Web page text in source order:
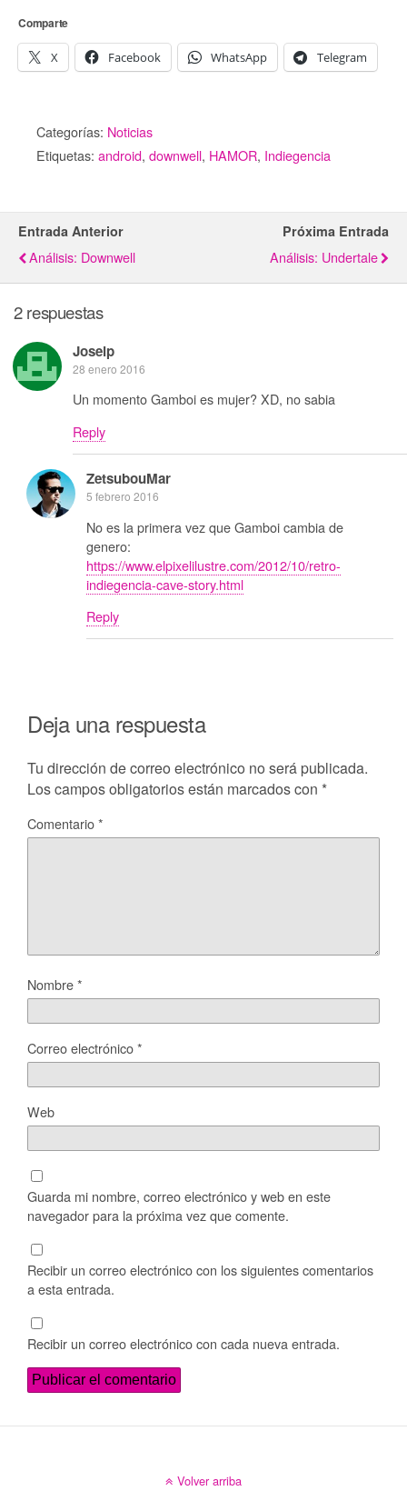
Comparte
X Facebook WhatsApp Telegram
Categorías: Noticias
Etiquetas: android, downwell, HAMOR, Indiegencia
Entrada Anterior
Análisis: Downwell
Próxima Entrada
Análisis: Undertale
2 respuestas
Joselp
28 enero 2016
Un momento Gamboi es mujer? XD, no sabia
Reply
ZetsubouMar
5 febrero 2016
No es la primera vez que Gamboi cambia de
genero:
https://www.elpixelilustre.com/2012/10/retro-
indiegencia-cave-story.html
Reply
Deja una respuesta
Tu dirección de correo electrónico no será publicada.
Los campos obligatorios están marcados con *
Comentario*
Nombre*
Correo electrónico*
Web
Guarda mi nombre, correo electrónico y web en este
navegador para la próxima vez que comente.
Recibir un correo electrónico con los siguientes comentarios
a esta entrada.
Recibir un correo electrónico con cada nueva entrada.
Volver arriba